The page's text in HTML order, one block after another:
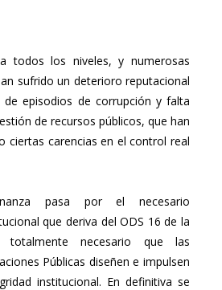
todos los niveles, y numerosas
sufrido un deterioro reputacional
de episodios de corrupción y falta
de recursos públicos, que han
ciertas carencias en el control real
pasa por el necesario
que deriva del ODS 16 de la
totalmente necesario que las
Públicas diseñen e impulsen
institucional. En definitiva se